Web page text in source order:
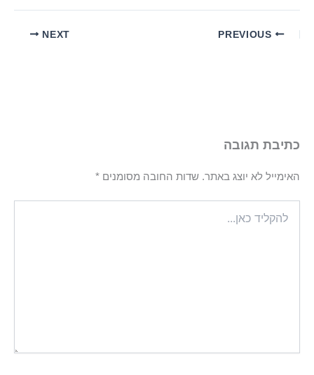
NEXT
כתיבת תגובה
האימייל לא יוצג באתר. שדות החובה מסומנים *
כאן...